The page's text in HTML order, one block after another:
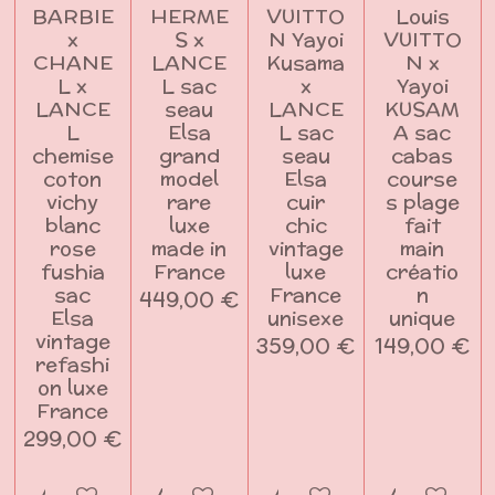
BARBIE
x
CHANE
L x
LANCE
L
chemise
coton
vichy
blanc
rose
fushia
sac
Elsa
vintage
refashi
on luxe
France
299,00 €
HERME
S x
LANCE
L sac
seau
Elsa
grand
model
rare
luxe
made in
France
449,00 €
VUITTO
N Yayoi
Kusama
x
LANCE
L sac
seau
Elsa
cuir
chic
vintage
luxe
France
unisexe
359,00 €
Louis
VUITTO
N x
Yayoi
KUSAM
A sac
cabas
course
s plage
fait
main
créatio
n
unique
149,00 €